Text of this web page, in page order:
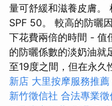
量可舒緩和滋養皮膚。
SPF 50。 較高的防曬
下花費兩倍的時間 - 值
的防曬係數的淡奶油就
至19度之間，但在永久
新店 大里按摩服務推薦
新竹徵信社 合法專業徵